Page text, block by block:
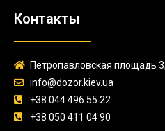
Контакты
Петропавловская площадь
info@dozor.kiev.ua
+38 044 496 55 22
+38 050 411 04 90